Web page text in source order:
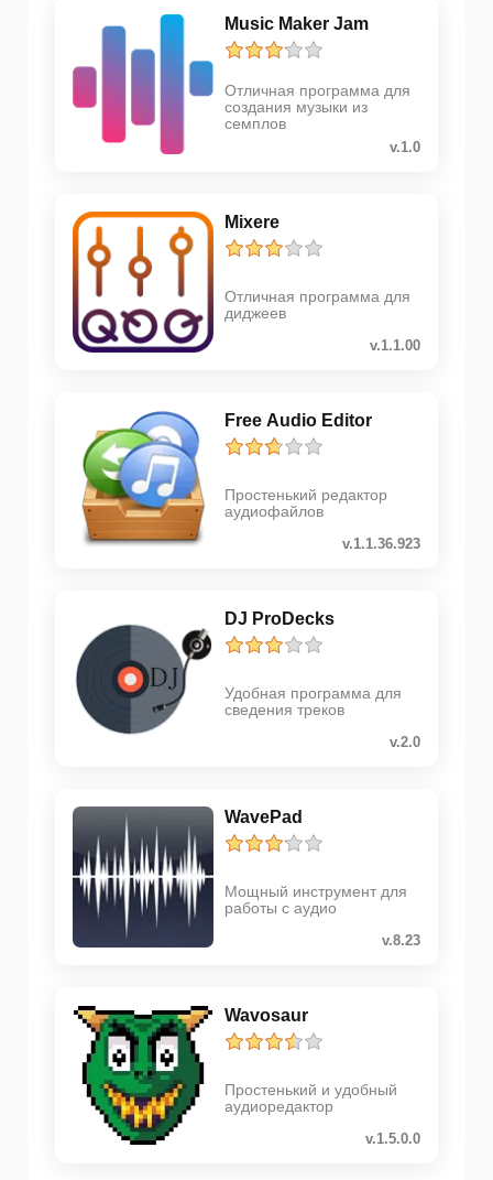
Music Maker Jam
Отличная программа для
создания музыки из
семплов
v.1.0
Mixere
Отличная программа для
диджеев
v.1.1.00
Free Audio Editor
Простенький редактор
аудиофайлов
v.1.1.36.923
DJ ProDecks
Удобная программа для
сведения треков
v.2.0
WavePad
Мощный инструмент для
работы с аудио
v.8.23
Wavosaur
Простенький и удобный
аудиоредактор
v.1.5.0.0